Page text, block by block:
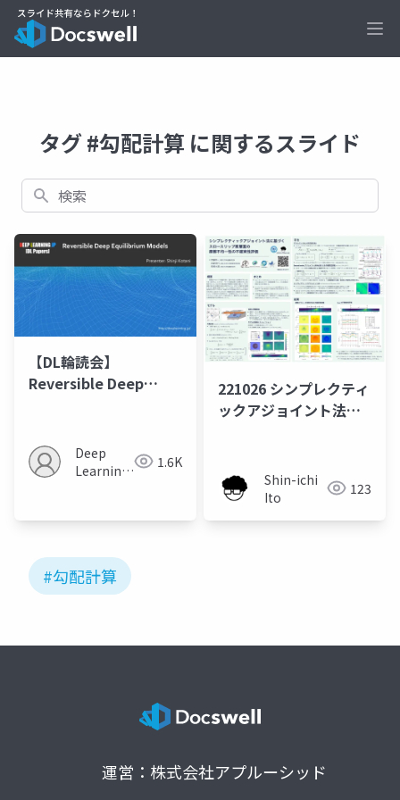
タグ #勾配計算 に関するスライド
検索
【DL輪読会】
Reversible Deep
Deep
Learning
1.6K
221026 シンプレクティ
ックアジョイント法に
の不確実性評価
Shin-ichi
Ito
123
#勾配計算
運営：株式会社アプルーシッド